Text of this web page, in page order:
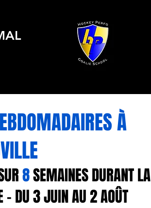
À
8SEMAINES DURANT LA
- DU 3 JUIN AU 2 AOÛT